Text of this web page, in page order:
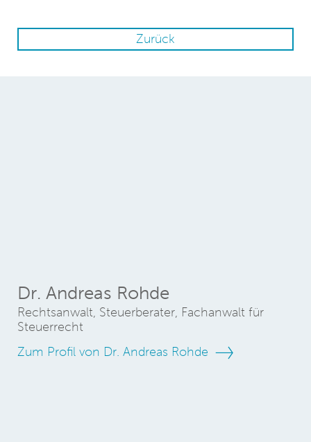
Zurück
Dr. Andreas Rohde
Rechtsanwalt, Steuerberater, Fachanwalt für
Steuerrecht
Zum Profil von Dr. Andreas Rohde